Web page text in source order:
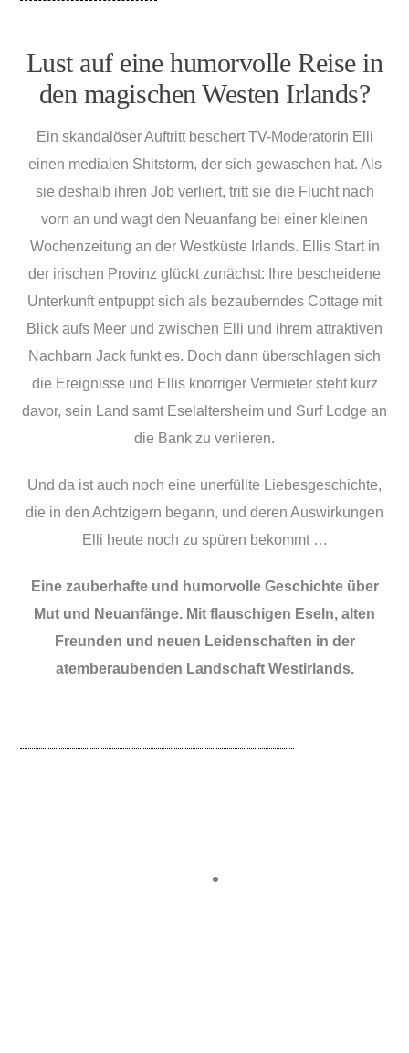
Lust auf eine humorvolle Reise in
den magischen Westen Irlands?
Ein skandalöser Auftritt beschert TV-Moderatorin Elli
einen medialen Shitstorm, der sich gewaschen hat. Als
sie deshalb ihren Job verliert, tritt sie die Flucht nach
vorn an und wagt den Neuanfang bei einer kleinen
Wochenzeitung an der Westküste Irlands. Ellis Start in
der irischen Provinz glückt zunächst: Ihre bescheidene
Unterkunft entpuppt sich als bezauberndes Cottage mit
Blick aufs Meer und zwischen Elli und ihrem attraktiven
Nachbarn Jack funkt es. Doch dann überschlagen sich
die Ereignisse und Ellis knorriger Vermieter steht kurz
davor, sein Land samt Eselaltersheim und Surf Lodge an
die Bank zu verlieren.
Und da ist auch noch eine unerfüllte Liebesgeschichte,
die in den Achtzigern begann, und deren Auswirkungen
Elli heute noch zu spüren bekommt …
Eine zauberhafte und humorvolle Geschichte über
Mut und Neuanfänge. Mit flauschigen Eseln, alten
Freunden und neuen Leidenschaften in der
atemberaubenden Landschaft Westirlands.